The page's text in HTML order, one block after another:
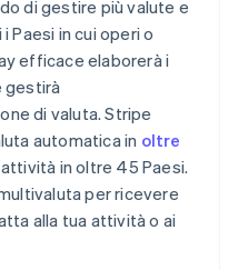
di gestire più valute e
Paesi in cui operi o
efficace elaborerà i
gestirà
di valuta. Stripe
automatica in oltre
in oltre 45 Paesi.
per ricevere
alla tua attività o ai